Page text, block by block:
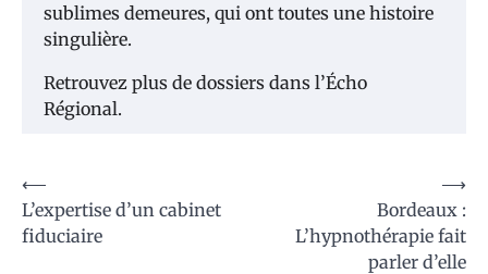
sublimes demeures, qui ont toutes une histoire
singulière.
Retrouvez plus de dossiers dans l’Écho
Régional.
Navigation
de
l’article
⟵
L’expertise d’un cabinet
fiduciaire
Bordeaux :
L’hypnothérapie fait
parler d’elle
⟶